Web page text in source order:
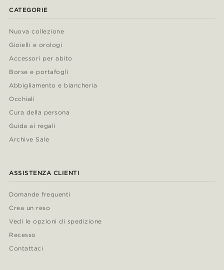
CATEGORIE
Nuova collezione
Gioielli e orologi
Accessori per abito
Borse e portafogli
Abbigliamento e biancheria
Occhiali
Cura della persona
Guida ai regali
Archive Sale
ASSISTENZA CLIENTI
Domande frequenti
Crea un reso
Vedi le opzioni di spedizione
Recesso
Contattaci